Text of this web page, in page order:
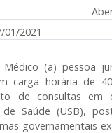
01/2021
(a) pessoa
carga horária de
de consultas em
de Saúde (USB),
governamentais